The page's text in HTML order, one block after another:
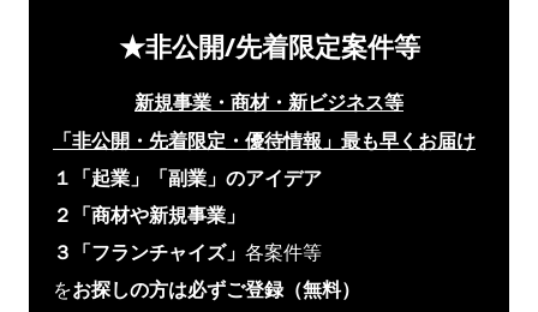
★非公開/先着限定案件等
新規事業・商材・新ビジネス等
「非公開・先着限定・優待情報」 最も早くお届け
１「起業」「副業」のアイデア
２「商材や新規事業」
３「フランチャイズ」 各案件等
をお探しの方は必ずご登録（無料）